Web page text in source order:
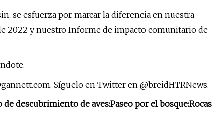
se esfuerza por marcar la diferencia en nuestra
2022 y nuestro Informe de impacto comunitario de
. Síguelo en Twitter en @breidHTRNews.
de descubrimiento de aves:Paseo por el bosque:Rocas